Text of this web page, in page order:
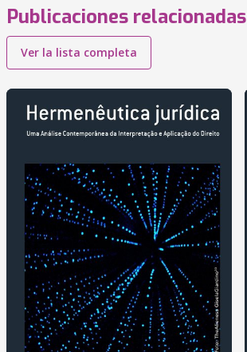
Publicaciones relacionadas
Ver la lista completa